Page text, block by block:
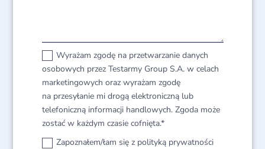
Wyrażam zgodę na przetwarzanie danych
osobowych przez Testarmy Group S.A. w celach
marketingowych oraz wyrażam zgodę
na przesyłanie mi drogą elektroniczną lub
telefoniczną informacji handlowych. Zgoda może
zostać w każdym czasie cofnięta.*
Zapoznałem/łam się z polityką prywatności